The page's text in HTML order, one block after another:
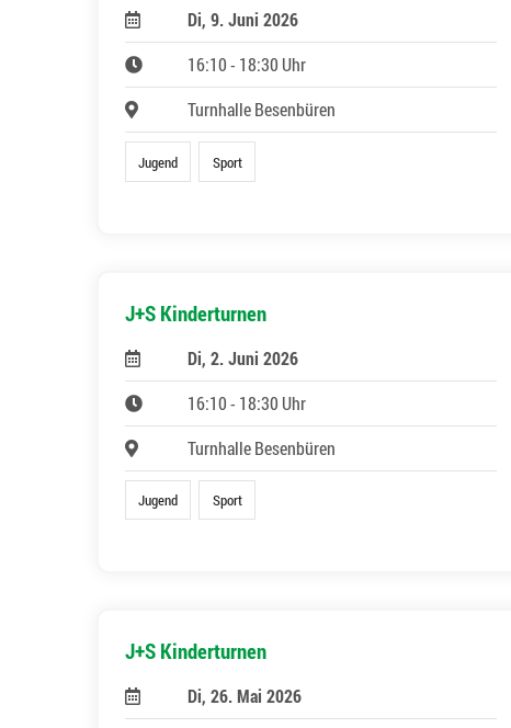
Di, 9. Juni 2026
16:10 - 18:30 Uhr
Turnhalle Besenbüren
Jugend Sport
J+S Kinderturnen
Di, 2. Juni 2026
16:10 - 18:30 Uhr
Turnhalle Besenbüren
Jugend Sport
J+S Kinderturnen
Di, 26. Mai 2026